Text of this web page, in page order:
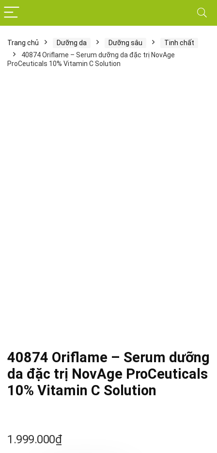
Trang chủ Dưỡng da Dưỡng sâu
Tinh chất
40874 Oriflame – Serum dưỡng da đặc trị NovAge
ProCeuticals 10% Vitamin C Solution
40874 Oriflame – Serum dưỡng
da đặc trị NovAge ProCeuticals
10% Vitamin C Solution
1.999.000₫